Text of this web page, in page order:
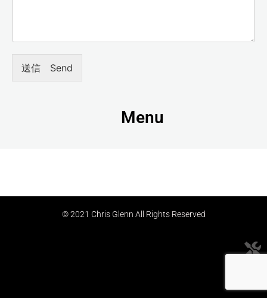
送信 Send
Menu
© 2021 Chris Glenn All Rights Reserved